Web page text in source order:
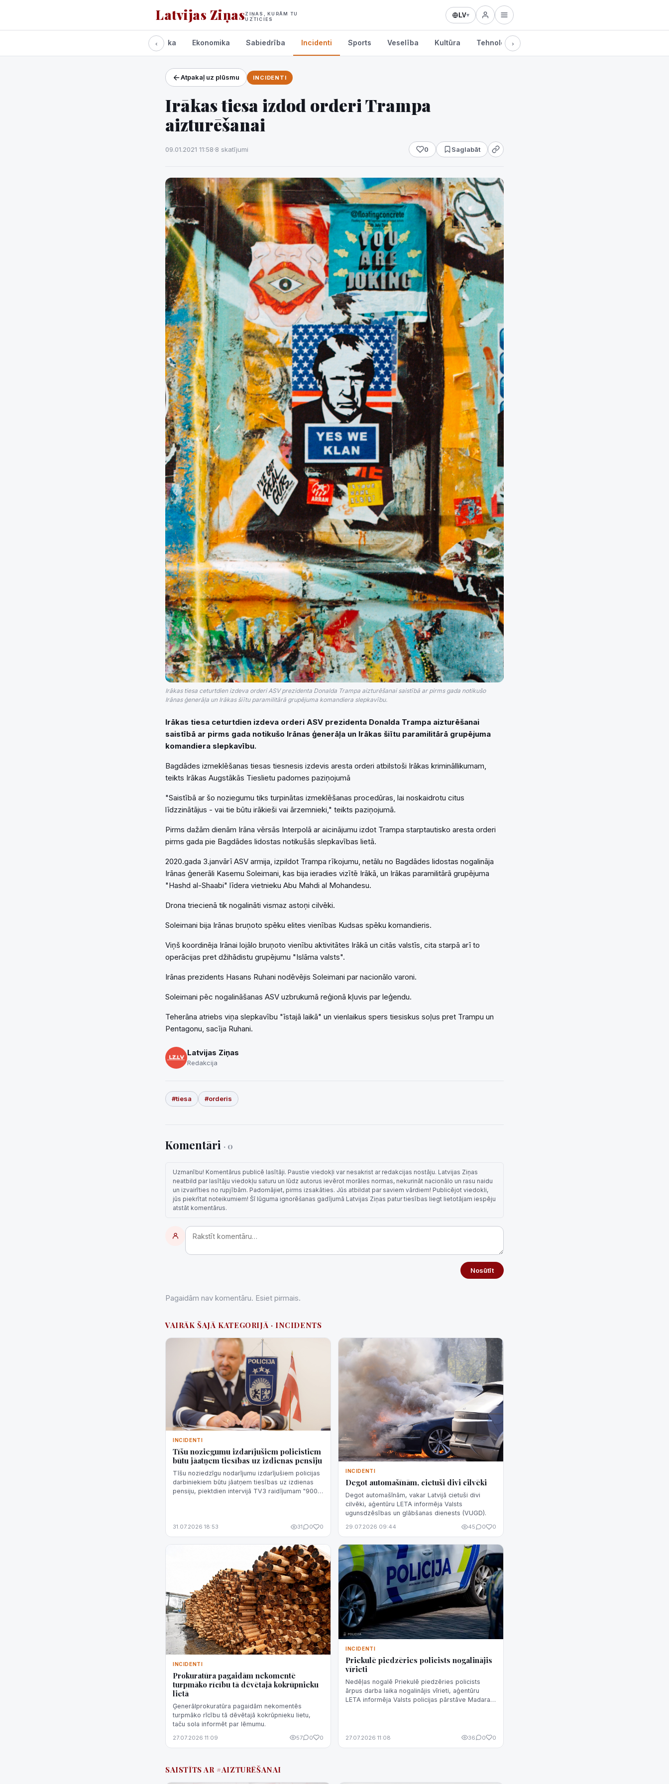
Latvijas ZiņasZIŅAS, KURĀM TU
UZTICIES
LV▾
Projekti un pakalpojumi
‹
Politika Ekonomika Sabiedrība Incidenti Sports Veselība Kultūra Tehnoloģijas
›
Atpakaļ uz plūsmu INCIDENTI
Irākas tiesa izdod orderi Trampa
aizturēšanai
09.01.2021 11:58·8 skatījumi 0 Saglabāt
Irākas tiesa ceturtdien izdeva orderi ASV prezidenta Donalda Trampa aizturēšanai saistībā ar pirms gada notikušo
Irānas ģenerāļa un Irākas šiītu paramilitārā grupējuma komandiera slepkavību.
Irākas tiesa ceturtdien izdeva orderi ASV prezidenta Donalda Trampa aizturēšanai
saistībā ar pirms gada notikušo Irānas ģenerāļa un Irākas šiītu paramilitārā grupējuma
komandiera slepkavību.
Bagdādes izmeklēšanas tiesas tiesnesis izdevis aresta orderi atbilstoši Irākas krimināllikumam,
teikts Irākas Augstākās Tieslietu padomes paziņojumā
"Saistībā ar šo noziegumu tiks turpinātas izmeklēšanas procedūras, lai noskaidrotu citus
līdzzinātājus - vai tie būtu irākieši vai ārzemnieki," teikts paziņojumā.
Pirms dažām dienām Irāna vērsās Interpolā ar aicinājumu izdot Trampa starptautisko aresta orderi
pirms gada pie Bagdādes lidostas notikušās slepkavības lietā.
2020.gada 3.janvārī ASV armija, izpildot Trampa rīkojumu, netālu no Bagdādes lidostas nogalināja
Irānas ģenerāli Kasemu Soleimani, kas bija ieradies vizītē Irākā, un Irākas paramilitārā grupējuma
"Hashd al-Shaabi" līdera vietnieku Abu Mahdi al Mohandesu.
Drona triecienā tik nogalināti vismaz astoņi cilvēki.
Soleimani bija Irānas bruņoto spēku elites vienības Kudsas spēku komandieris.
Viņš koordinēja Irānai lojālo bruņoto vienību aktivitātes Irākā un citās valstīs, cita starpā arī to
operācijas pret džihādistu grupējumu "Islāma valsts".
Irānas prezidents Hasans Ruhani nodēvējis Soleimani par nacionālo varoni.
Soleimani pēc nogalināšanas ASV uzbrukumā reģionā kļuvis par leģendu.
Teherāna atriebs viņa slepkavību "īstajā laikā" un vienlaikus spers tiesiskus soļus pret Trampu un
Pentagonu, sacīja Ruhani.
Latvijas Ziņas
Redakcija
#tiesa #orderis
Komentāri · 0
Uzmanību! Komentārus publicē lasītāji. Paustie viedokļi var nesakrist ar redakcijas nostāju. Latvijas Ziņas
neatbild par lasītāju viedokļu saturu un lūdz autorus ievērot morāles normas, nekurināt nacionālo un rasu naidu
un izvairīties no rupjībām. Padomājiet, pirms izsakāties. Jūs atbildat par saviem vārdiem! Publicējot viedokli,
jūs piekrītat noteikumiem! Šī lūguma ignorēšanas gadījumā Latvijas Ziņas patur tiesības liegt lietotājam iespēju
atstāt komentārus.
Nosūtīt
Pagaidām nav komentāru. Esiet pirmais.
VAIRĀK ŠAJĀ KATEGORIJĀ · INCIDENTS
INCIDENTI
Tīšu noziegumu izdarījušiem policistiem
būtu jāatņem tiesības uz izdienas pensiju
Tīšu noziedzīgu nodarījumu izdarījušiem policijas
darbiniekiem būtu jāatņem tiesības uz izdienas
pensiju, piektdien intervijā TV3 raidījumam "900
31.07.2026 18:53 31 0 0
INCIDENTI
Degot automašīnām, cietuši divi cilvēki
Degot automašīnām, vakar Latvijā cietuši divi
cilvēki, aģentūru LETA informēja Valsts
ugunsdzēsības un glābšanas dienests (VUGD).
29.07.2026 09:44 45 0 0
INCIDENTI
Prokuratūra pagaidām nekomentē
turpmāko rīcību tā dēvētajā kokrūpnieku
lietā
Ģenerālprokuratūra pagaidām nekomentēs
turpmāko rīcību tā dēvētajā kokrūpnieku lietu,
taču sola informēt par lēmumu.
27.07.2026 11:09 57 0 0
INCIDENTI
Priekulē piedzēries policists nogalinājis
vīrieti
Nedēļas nogalē Priekulē piedzēries policists
ārpus darba laika nogalinājis vīrieti, aģentūru
LETA informēja Valsts policijas pārstāve Madara
27.07.2026 11:08 36 0 0
SAISTĪTS AR #AIZTURĒŠANAI